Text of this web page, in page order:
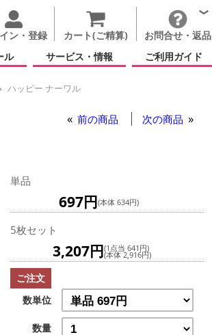
ン・登録 カート(ご精算)
お問合せ・返品
ル サービス・情報 ご利用ガイド
ハッピー ナーワル
前の商品 次の商品
単品
697円(本体 634円)
5枚セット
3,207円(1点当 641円)
(本体 2,916円)
ご注文
数単位
数量